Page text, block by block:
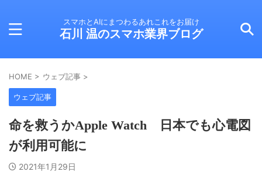
スマホとAIにまつわるあれこれをお届け
石川 温のスマホ業界ブログ
HOME > ウェブ記事 >
ウェブ記事
命を救うかApple Watch 日本でも心電図
が利用可能に
2021年1月29日